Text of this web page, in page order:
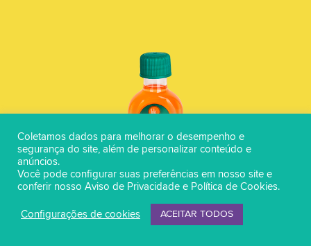
Pinga!
Coletamos dados para melhorar o desempenho e
segurança do site, além de personalizar conteúdo e
anúncios.
Você pode configurar suas preferências em nosso site e
conferir nosso Aviso de Privacidade e Política de Cookies.
Configurações de cookies ACEITAR TODOS